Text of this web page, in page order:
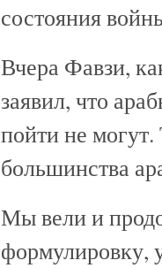
состояния
Вчера Фавзи,
заявил, что
пойти не
большинства
Мы вели и
формулировку,